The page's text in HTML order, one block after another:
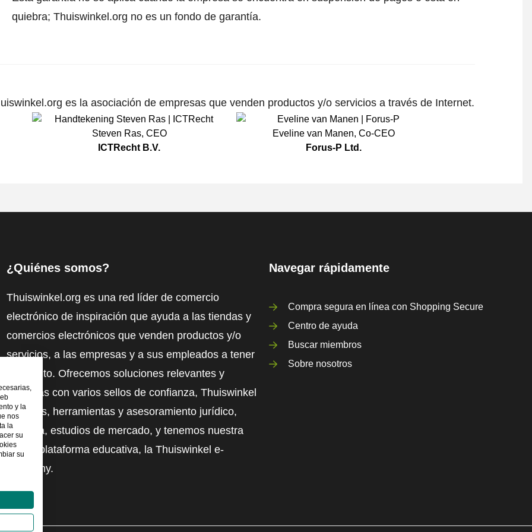
quiebra; Thuiswinkel.org no es un fondo de garantía.
es la asociación de empresas que venden productos y/o servicios a través de Internet.
Steven Ras, CEO
ICTRecht B.V.
Eveline van Manen, Co-CEO
Forus-P Ltd.
¿Quiénes somos?
Thuiswinkel.org es una red líder de comercio
electrónico de inspiración que ayuda a las tiendas y
comercios electrónicos que venden productos y/o
servicios, a las empresas y a sus empleados a tener
más éxito. Ofrecemos soluciones relevantes y
prácticas con varios sellos de confianza, Thuiswinkel
Reviews, herramientas y asesoramiento jurídico,
defensa, estudios de mercado, y tenemos nuestra
propia plataforma educativa, la Thuiswinkel e-
Academy.
Navegar rápidamente
Compra segura en línea con Shopping Secure
Centro de ayuda
Buscar miembros
Sobre nosotros
y la
nos
la
su
su